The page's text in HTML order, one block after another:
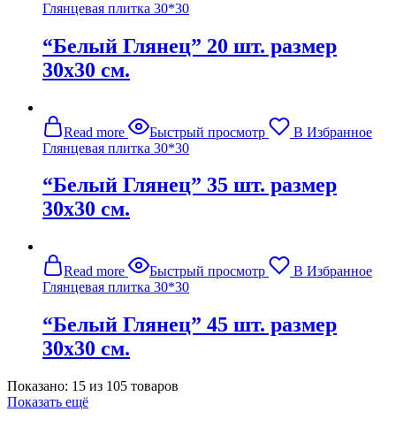
Глянцевая плитка 30*30
“Белый Глянец” 20 шт. размер
30х30 см.
Read more Быстрый просмотр
В Избранное
Глянцевая плитка 30*30
“Белый Глянец” 35 шт. размер
30х30 см.
Read more Быстрый просмотр
В Избранное
Глянцевая плитка 30*30
“Белый Глянец” 45 шт. размер
30х30 см.
Показано: 15 из 105 товаров
Показать ещё